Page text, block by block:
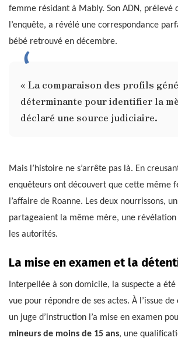
femme résidant à Mably. Son ADN, prélevé
l’enquête, a révélé une correspondance
bébé retrouvé en décembre.
« La comparaison des profils
déterminante pour identifier la
déclaré une source judiciaire.
Mais l’histoire ne s’arrête pas là. En
enquêteurs ont découvert que cette même
l’affaire de Roanne. Les deux nourrissons,
partageaient la même mère, une révélation
les autorités.
La mise en examen et la
Interpellée à son domicile, la suspecte a
vue pour répondre de ses actes. À l’issue
un juge d’instruction l’a mise en examen
mineurs de moins de 15 ans, une